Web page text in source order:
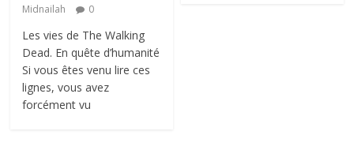
Midnailah
0
Les vies de The Walking
Dead. En quête d’humanité
Si vous êtes venu lire ces
lignes, vous avez
forcément vu